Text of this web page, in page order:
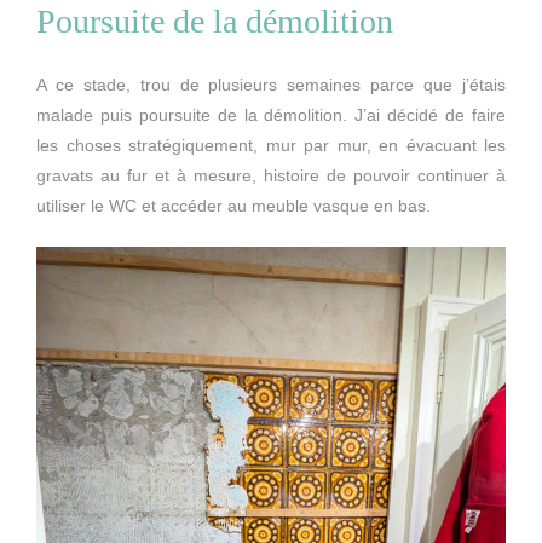
Poursuite de la démolition
A ce stade, trou de plusieurs semaines parce que j’étais
malade puis poursuite de la démolition. J’ai décidé de faire
les choses stratégiquement, mur par mur, en évacuant les
gravats au fur et à mesure, histoire de pouvoir continuer à
utiliser le WC et accéder au meuble vasque en bas.